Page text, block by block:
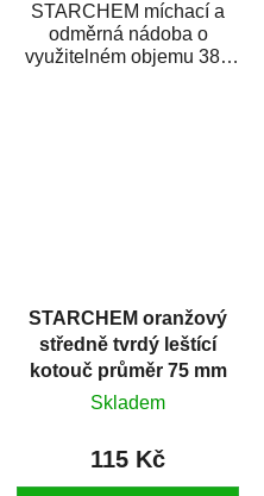
STARCHEM míchací a
odměrná nádoba o
využitelném objemu 385
STARCHEM oranžový
středně tvrdý leštící
kotouč průměr 75 mm
vafle
Skladem
115 Kč